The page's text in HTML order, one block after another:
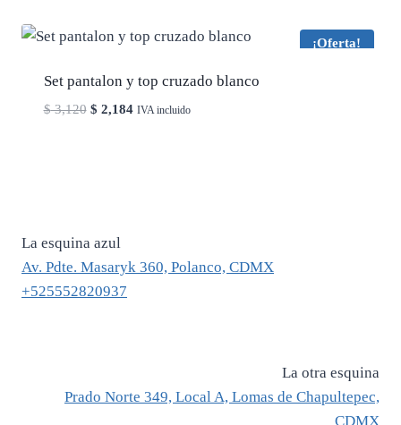
¡Oferta!
Set pantalon y top cruzado blanco
$3,120 El
$ 2,184ElIVA incluido
La esquina azul
Av. Pdte. Masaryk 360, Polanco, CDMX
+525552820937
La otra esquina
Prado Norte 349, Local A, Lomas de Chapultepec,
CDMX